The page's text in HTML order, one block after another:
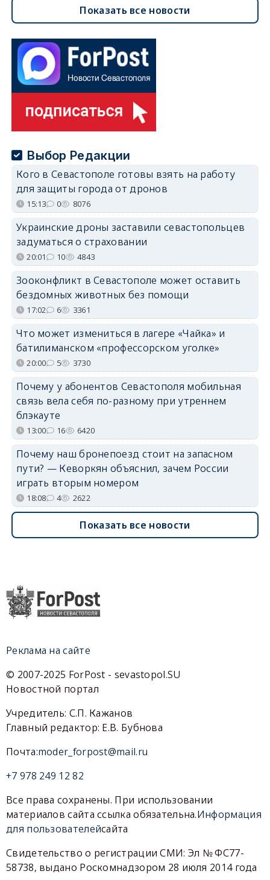
Показать все новости
Выбор Редакции
Кого в Севастополе готовы взять на работу
для защиты города от дронов
15:13 0 8076
Украинские дроны заставили севастопольцев
задуматься о страховании
20:01 10 4843
Зооконфликт в Севастополе может оставить
бездомных животных без помощи
17:02 6 3361
Что может измениться в лагере «Чайка» и
батилиманском «профессорском уголке»
20:00 5 3730
Почему у абонентов Севастополя мобильная
связь вела себя по-разному при утреннем
блэкауте
13:00 16 6420
Почему наш бронепоезд стоит на запасном
пути? — Кеворкян объяснил, зачем России
играть вторым номером
18:08 4 2622
Показать все новости
Реклама на сайте
© 2007-2025 ForPost - sevastopol.SU
Новостной портал
Учредитель: С.П. Кажанов
Главный редактор: Е.В. Бубнова
Почта:moder_forpost@mail.ru
+7 978 249 12 82
Все права сохранены. При использовании
материалов сайта ссылка обязательна.Информация
для пользователейсайта
Свидетельство о регистрации СМИ: Эл № ФС77-
58738, выдано Роскомнадзором 28 июля 2014 года